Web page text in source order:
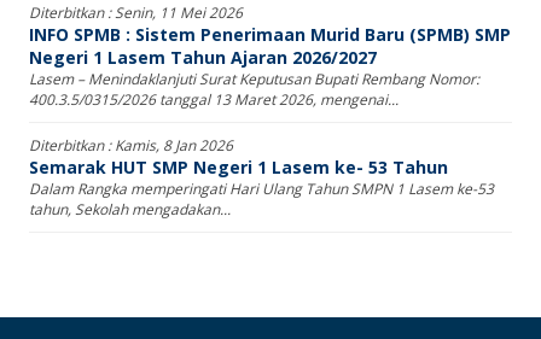
Diterbitkan :Senin, 11 Mei 2026
INFO SPMB : Sistem Penerimaan Murid Baru (SPMB) SMP
Negeri 1 Lasem Tahun Ajaran 2026/2027
Lasem – Menindaklanjuti Surat Keputusan Bupati Rembang Nomor:
400.3.5/0315/2026 tanggal 13 Maret 2026, mengenai...
Diterbitkan :Kamis, 8 Jan 2026
Semarak HUT SMP Negeri 1 Lasem ke- 53 Tahun
Dalam Rangka memperingati Hari Ulang Tahun SMPN 1 Lasem ke-53
tahun, Sekolah mengadakan...